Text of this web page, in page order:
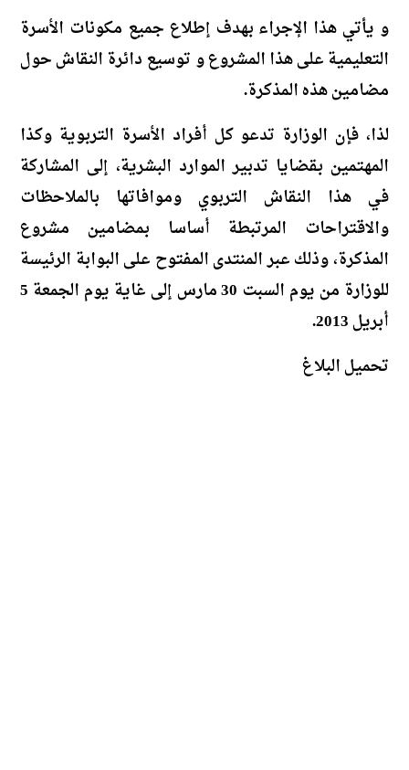
و يأتي هذا الإجراء بهدف إطلاع جميع مكونات الأسرة
التعليمية على هذا المشروع و توسيع دائرة النقاش حول
مضامين هذه المذكرة.
لذا، فإن الوزارة تدعو كل أفراد الأسرة التربوية وكذا
المهتمين بقضايا تدبير الموارد البشرية، إلى المشاركة
في هذا النقاش التربوي وموافاتها بالملاحظات
والاقتراحات المرتبطة أساسا بمضامين مشروع
المذكرة، وذلك عبر المنتدى المفتوح على البوابة الرئيسة
للوزارة من يوم السبت 30 مارس إلى غاية يوم الجمعة 5
أبريل 2013.
تحميل البلاغ